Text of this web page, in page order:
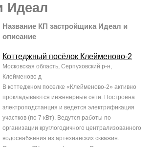
Идеал
Название КП застройщика Идеал и
описание
Коттеджный посёлок Клейменово-2
Московская область, Серпуховский р-н,
Клейменово д
В коттеджном поселке «Клейменово-2» активно
прокладываются инженерные сети. Построена
электроподстанция и ведется электрификация
участков (по 7 кВт). Ведутся работы по
организации круглогодичного централизованного
водоснабжения из артезианских скважин.